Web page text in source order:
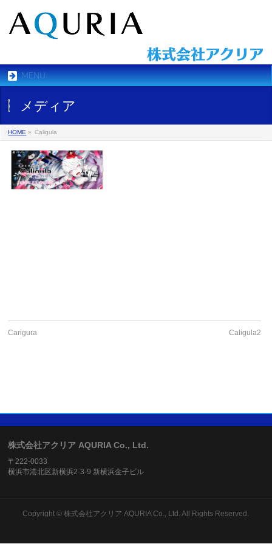
MENU
メディア
HOME » Caligula
Carigura Caligula2
株式会社アクリア AQURIA Co., Ltd.
〒222-0033
横浜市港北区新横浜2-3-9 新横浜金子ビル
Copyright ©株式会社アクリア AQURIA Co., Ltd. All Rights Reserved.